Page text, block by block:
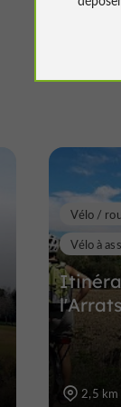
l'Arrats
Vélo /
Vélo à
2,5 km